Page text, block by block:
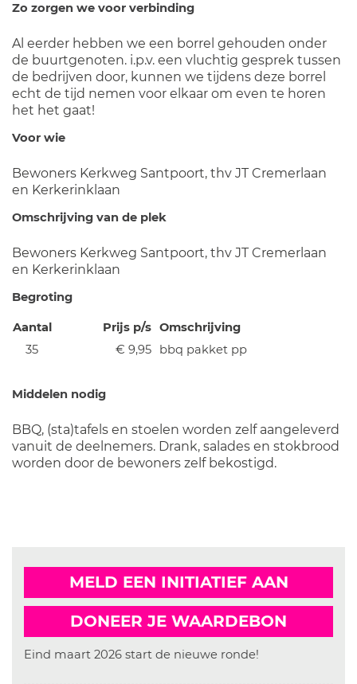
Zo zorgen we voor verbinding
Al eerder hebben we een borrel gehouden onder
de buurtgenoten. i.p.v. een vluchtig gesprek tussen
de bedrijven door, kunnen we tijdens deze borrel
echt de tijd nemen voor elkaar om even te horen
het het gaat!
Voor wie
Bewoners Kerkweg Santpoort, thv JT Cremerlaan
en Kerkerinklaan
Omschrijving van de plek
Bewoners Kerkweg Santpoort, thv JT Cremerlaan
en Kerkerinklaan
Begroting
Aantal Prijs p/s Omschrijving
35
€ 9,95 bbq pakket pp
Middelen nodig
BBQ, (sta)tafels en stoelen worden zelf aangeleverd
vanuit de deelnemers. Drank, salades en stokbrood
worden door de bewoners zelf bekostigd.
MELD EEN INITIATIEF AAN
DONEER JE WAARDEBON
Eind maart 2026 start de nieuwe ronde!